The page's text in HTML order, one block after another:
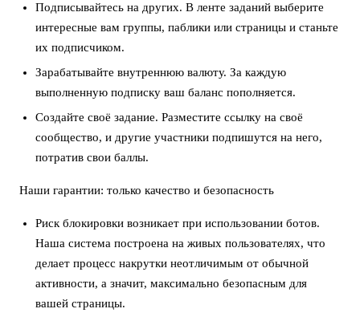
Подписывайтесь на других. В ленте заданий выберите
интересные вам группы, паблики или страницы и станьте
их подписчиком.
Зарабатывайте внутреннюю валюту. За каждую
выполненную подписку ваш баланс пополняется.
Создайте своё задание. Разместите ссылку на своё
сообщество, и другие участники подпишутся на него,
потратив свои баллы.
Наши гарантии: только качество и безопасность
Риск блокировки возникает при использовании ботов.
Наша система построена на живых пользователях, что
делает процесс накрутки неотличимым от обычной
активности, а значит, максимально безопасным для
вашей страницы.